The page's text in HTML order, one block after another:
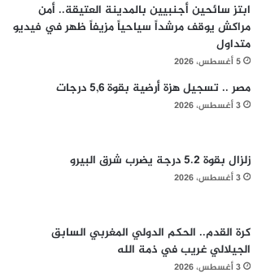
ابتز سائحين أجنبيين بالمدينة العتيقة.. أمن
مراكش يوقف مرشداً سياحياً مزيفاً ظهر في فيديو
متداول
5 أغسطس، 2026
مصر .. تسجيل هزة أرضية بقوة 5,6 درجات
3 أغسطس، 2026
زلزال بقوة 5.2 درجة يضرب شرق البيرو
3 أغسطس، 2026
كرة القدم.. الحكم الدولي المغربي السابق
الجيلالي غريب في ذمة الله
3 أغسطس، 2026